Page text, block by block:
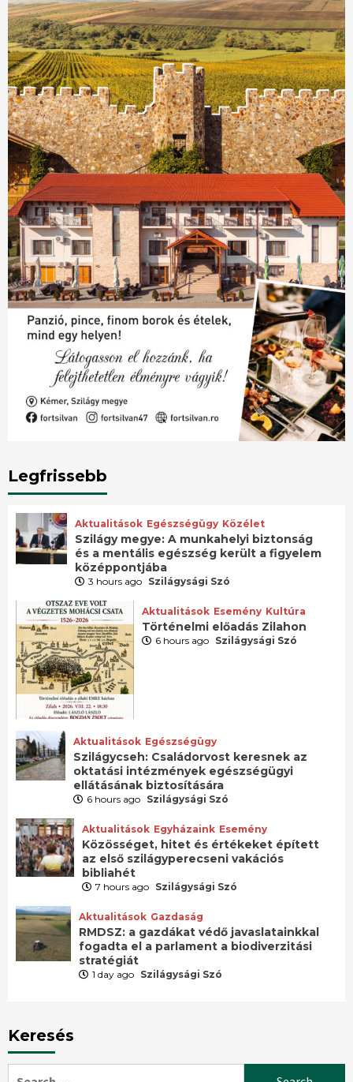
Legfrissebb
Aktualitások Egészségügy Közélet
Szilágy megye: A munkahelyi biztonság
és a mentális egészség került a figyelem
középpontjába
3 hours ago Szilágysági Szó
Aktualitások Esemény Kultúra
Történelmi előadás Zilahon
6 hours ago Szilágysági Szó
Aktualitások Egészségügy
Szilágycseh: Családorvost keresnek az
oktatási intézmények egészségügyi
ellátásának biztosítására
6 hours ago Szilágysági Szó
Aktualitások Egyházaink Esemény
Közösséget, hitet és értékeket épített
az első szilágyperecseni vakációs
bibliahét
7 hours ago Szilágysági Szó
Aktualitások Gazdaság
RMDSZ: a gazdákat védő javaslatainkkal
fogadta el a parlament a biodiverzitási
stratégiát
1 day ago Szilágysági Szó
Keresés